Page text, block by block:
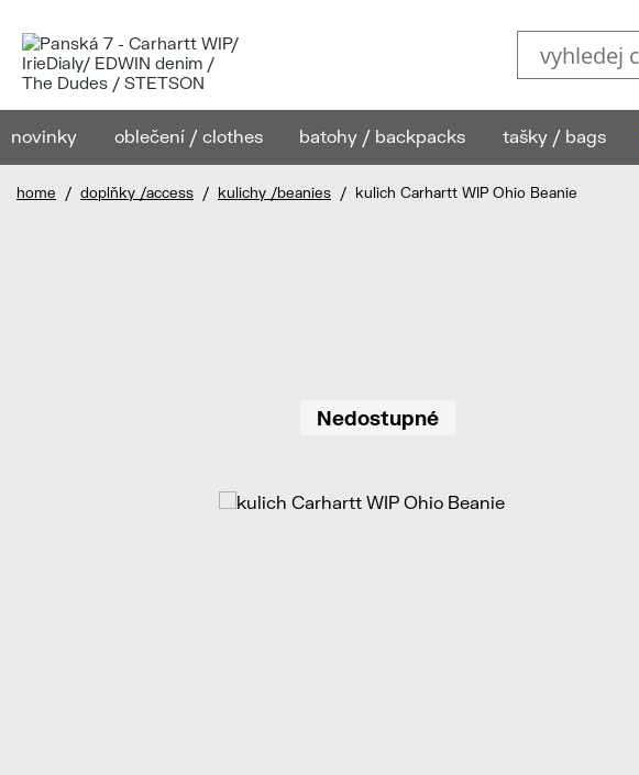
novinky oblečení / clothes batohy / backpacks tašky / bags
home / doplňky /access / kulichy /beanies / kulich Carhartt WIP Ohio Beanie
Nedostupné